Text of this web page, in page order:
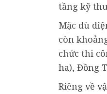
tầng kỹ
Mặc dù
còn
chức thi
ha), Đồng
Riêng về